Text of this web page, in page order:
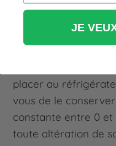
1. CONSERVER AU
L'une des règles
placer au
vous de le
constante entre 0 et
toute altération de
JE